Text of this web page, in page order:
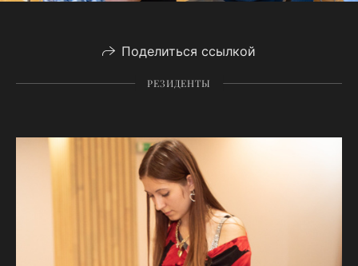
Поделиться ссылкой
РЕЗИДЕНТЫ